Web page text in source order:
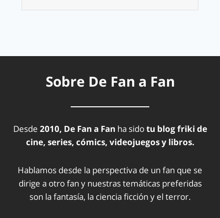
Sobre De Fan a Fan
Desde 2010, De Fan a Fan ha sidotu blog friki de
cine, series, cómics, videojuegos y libros.
Hablamos desde la perspectiva de un fan que se
dirige a otro fan y nuestras temáticas preferidas
son la fantasía, la ciencia ficción y el terror.